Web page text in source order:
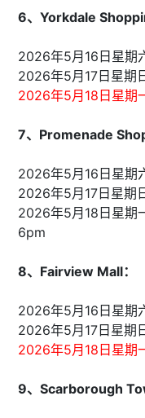
6、Yorkdale
2026年5月16日星
2026年5月17日星期
2026年5月18日星期
7、Promenade
2026年5月16日星
2026年5月17日星期
2026年5月18日星
6pm
8、Fairview Mall：
2026年5月16日星
2026年5月17日星期
2026年5月18日星期
9、Scarborough